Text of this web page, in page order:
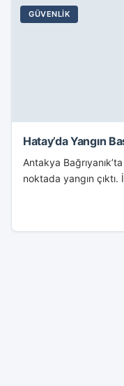
GÜVENLIK
Hatay’da Yangın
Antakya
noktada yangın